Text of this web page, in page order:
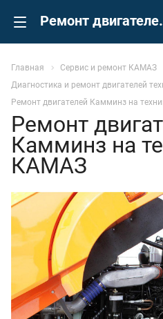
Ремонт
Главная
Сервис и ремонт КАМАЗ
Диагностика и ремонт двигателей
Ремонт двигателей Камминз на
Ремонт
Камминз на
КАМАЗ